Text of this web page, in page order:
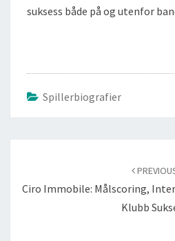
suksess både på og utenfor
Spillerbiografier
Ciro Immobile: Målscoring,
Klubb